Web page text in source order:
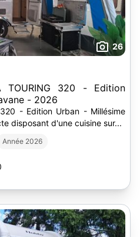
26
TOURING 320 - Edition
- 2026
320 - Edition Urban - Millésime
disposant d'une cuisine sur...
Année 2026